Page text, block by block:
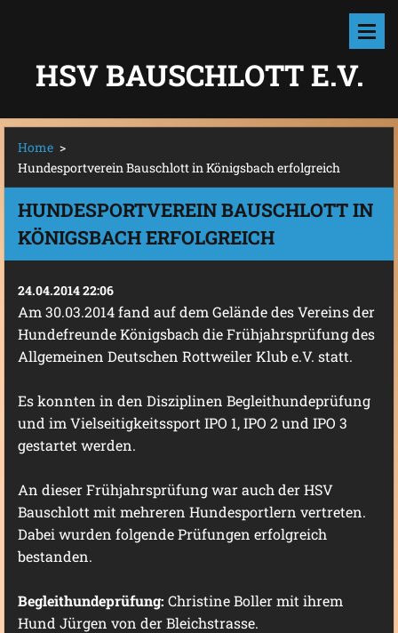
HSV BAUSCHLOTT E.V.
Home >
Hundesportverein Bauschlott in Königsbach erfolgreich
HUNDESPORTVEREIN BAUSCHLOTT IN
KÖNIGSBACH ERFOLGREICH
24.04.2014 22:06
Am 30.03.2014 fand auf dem Gelände des Vereins der
Hundefreunde Königsbach die Frühjahrsprüfung des
Allgemeinen Deutschen Rottweiler Klub e.V. statt.
Es konnten in den Disziplinen Begleithundeprüfung
und im Vielseitigkeitssport IPO 1, IPO 2 und IPO 3
gestartet werden.
An dieser Frühjahrsprüfung war auch der HSV
Bauschlott mit mehreren Hundesportlern vertreten.
Dabei wurden folgende Prüfungen erfolgreich
bestanden.
Begleithundeprüfung: Christine Boller mit ihrem
Hund Jürgen von der Bleichstrasse.